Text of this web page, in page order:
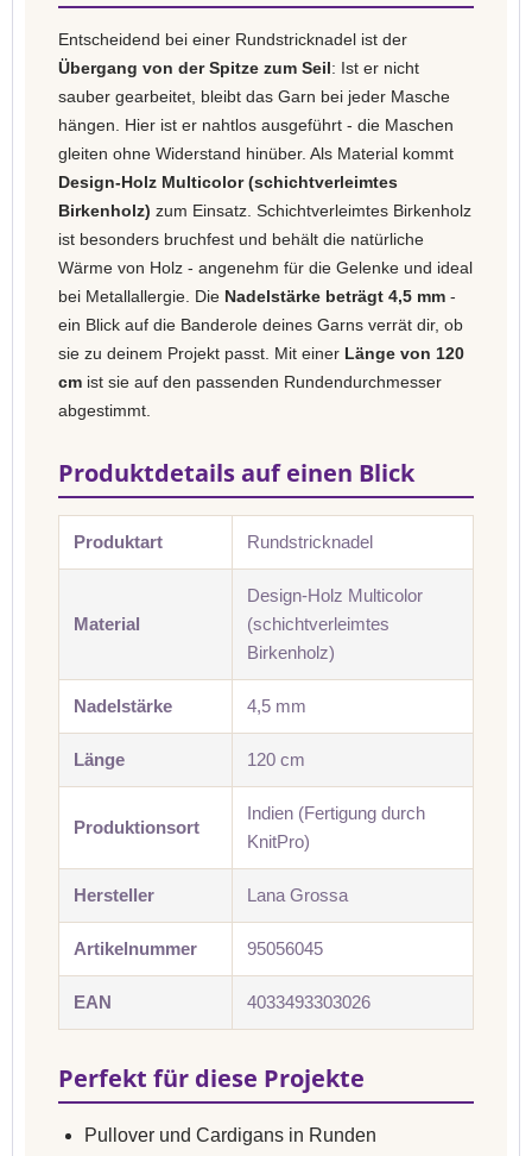
Entscheidend bei einer Rundstricknadel ist der
Übergang von der Spitze zum Seil: Ist er nicht
sauber gearbeitet, bleibt das Garn bei jeder Masche
hängen. Hier ist er nahtlos ausgeführt - die Maschen
gleiten ohne Widerstand hinüber. Als Material kommt
Design-Holz Multicolor (schichtverleimtes
Birkenholz) zum Einsatz. Schichtverleimtes Birkenholz
ist besonders bruchfest und behält die natürliche
Wärme von Holz - angenehm für die Gelenke und ideal
bei Metallallergie. Die Nadelstärke beträgt 4,5 mm -
ein Blick auf die Banderole deines Garns verrät dir, ob
sie zu deinem Projekt passt. Mit einer Länge von 120
cm ist sie auf den passenden Rundendurchmesser
abgestimmt.
Produktdetails auf einen Blick
Produktart Rundstricknadel
Material
Design-Holz Multicolor
(schichtverleimtes
Birkenholz)
Nadelstärke 4,5 mm
Länge 120 cm
Produktionsort
Indien (Fertigung durch
KnitPro)
Hersteller Lana Grossa
Artikelnummer 95056045
EAN 4033493303026
Perfekt für diese Projekte
Pullover und Cardigans in Runden